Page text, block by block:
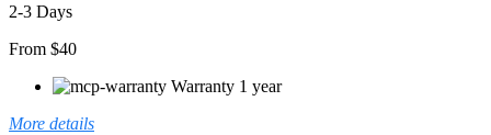
2-3 Days
From $40
Warranty 1 year
More details